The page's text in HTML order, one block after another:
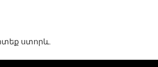
ստորև.